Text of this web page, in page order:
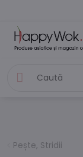
Pește, Stridii